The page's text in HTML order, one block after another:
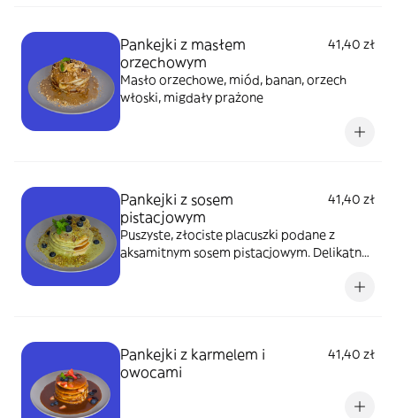
Pankejki z masłem
orzechowym
41,40 zł
Masło orzechowe, miód, banan, orzech
włoski, migdały prażone
Pankejki z sosem
pistacjowym
41,40 zł
Puszyste, złociste placuszki podane z
aksamitnym sosem pistacjowym. Delikatne i
Pankejki z karmelem i
owocami
41,40 zł